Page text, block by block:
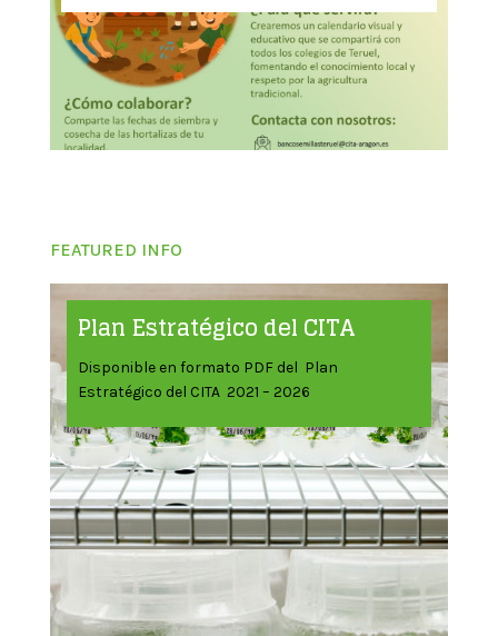
FEATURED INFO
Plan Estratégico del CITA
Disponible en formato PDF del Plan
Estratégico del CITA 2021 – 2026